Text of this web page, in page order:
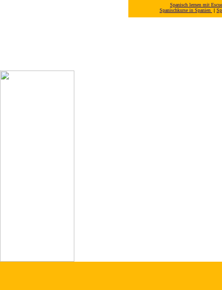
Spanisch lernen mit
Spanischkurse in Spanien |